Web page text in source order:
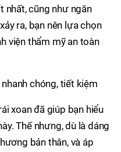
nhất, cũng như ngăn
ra, bạn nên lựa chọn
viện thẩm mỹ an toàn
xoan đã giúp bạn hiểu
Thế nhưng, dù là dáng
bản thân, và áp